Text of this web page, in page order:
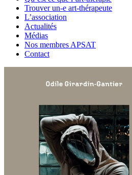
Trouver un-e art-thérapeute
L’association
Actualités
Médias
Nos membres APSAT
Contact